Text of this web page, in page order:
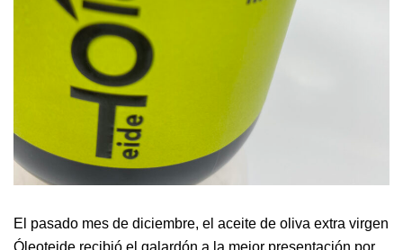
El pasado mes de diciembre, el aceite de oliva extra virgen
Óleoteide recibió el galardón a la mejor presentación por